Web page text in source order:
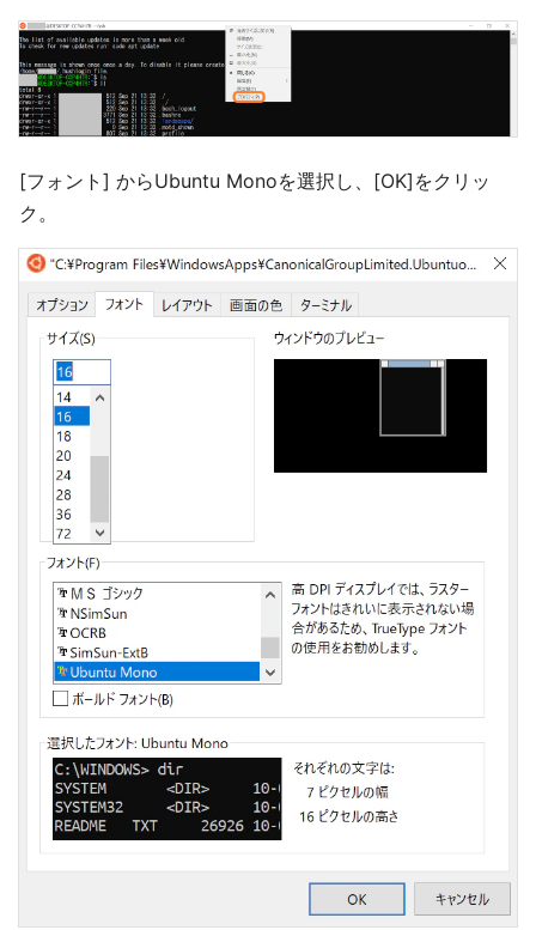
[フォント] からUbuntu Monoを選択し、[OK]をクリッ
ク。